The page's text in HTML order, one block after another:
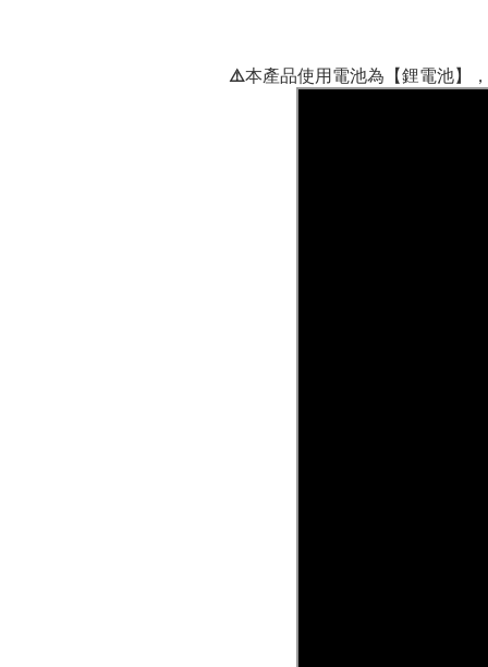
⚠️本產品使用電池為【鋰電池】，